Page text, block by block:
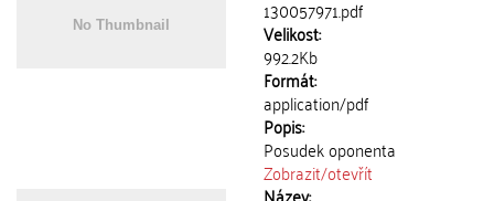
130057971.pdf
Velikost:
992.2Kb
Formát:
application/pdf
Popis:
Posudek oponenta
Zobrazit/otevřít